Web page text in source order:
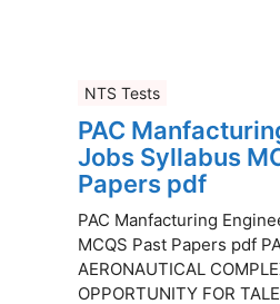
NTS Tests
PAC
Jobs Syllabus
Papers pdf
PAC Manfacturing
MCQS Past Papers pdf
AERONAUTICAL
OPPORTUNITY FOR